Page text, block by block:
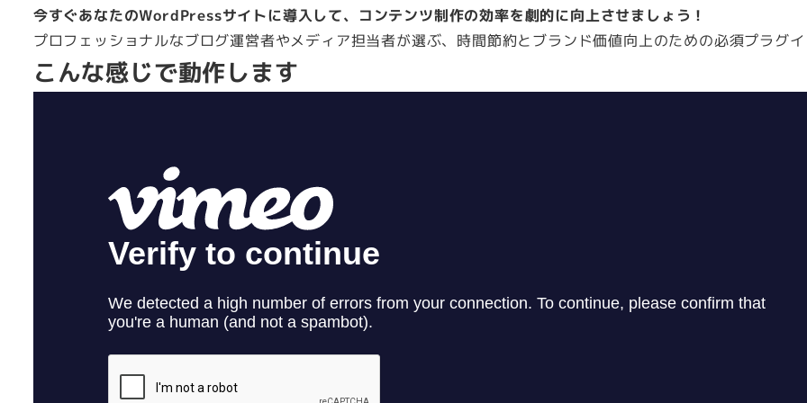
今すぐあなたのWordPressサイトに導入して、コンテンツ制作の効率を劇的に向上させましょう！
プロフェッショナルなブログ運営者やメディア担当者が選ぶ、時間節約とブランド価値向上のための必須プラグ
こんな感じで動作します